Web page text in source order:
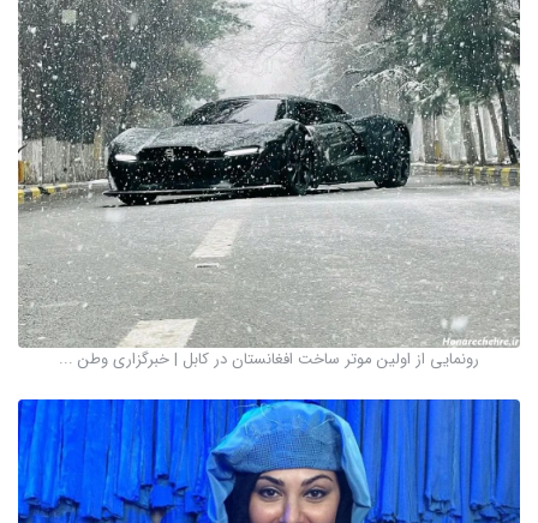
رونمایی از اولین موتر ساخت افغانستان در کابل | خبرگزاری وطن ...